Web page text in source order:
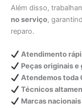
Além disso,
no serviço,
reparo.
Atendimento
Peças originais
Atendemos toda
Técnicos
Marcas